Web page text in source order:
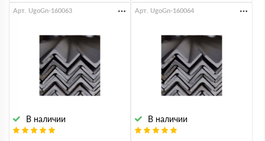
В наличии
Арт. UgoGn-160063
В наличии
Арт. UgoGn-160064